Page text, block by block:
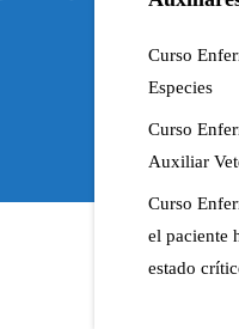
Curso
Especies
Curso
Auxiliar
Curso
el paciente
estado